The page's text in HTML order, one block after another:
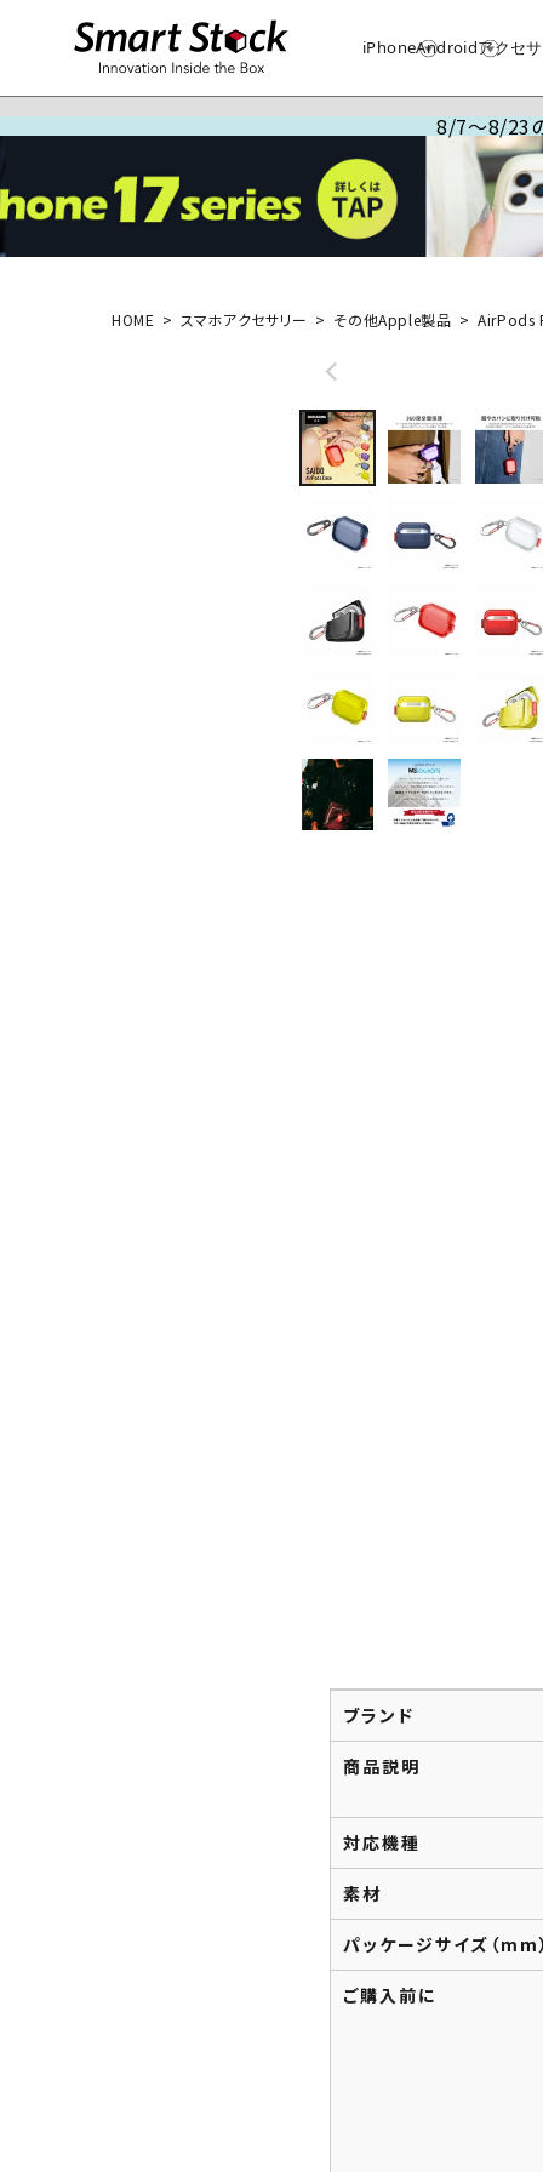
iPhoneAndroidアクセ
8/7～8/23
HOME スマホアクセサリー その他Apple製品 AirPods
ブランド
商品説明
対応機種
素材
パッケージサイズ（mm
ご購入前に